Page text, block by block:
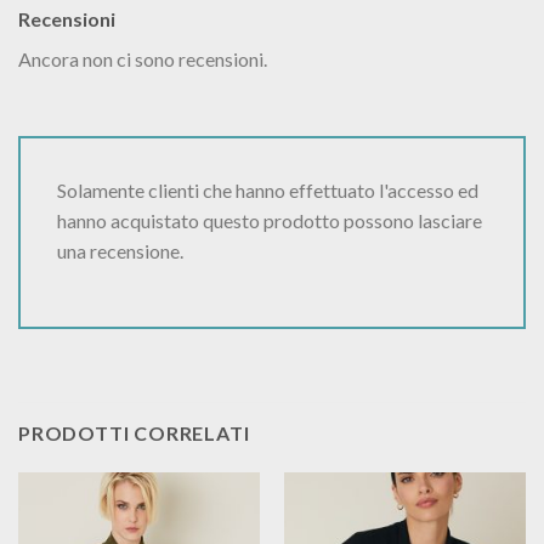
Recensioni
Ancora non ci sono recensioni.
Solamente clienti che hanno effettuato l'accesso ed
hanno acquistato questo prodotto possono lasciare
una recensione.
PRODOTTI CORRELATI